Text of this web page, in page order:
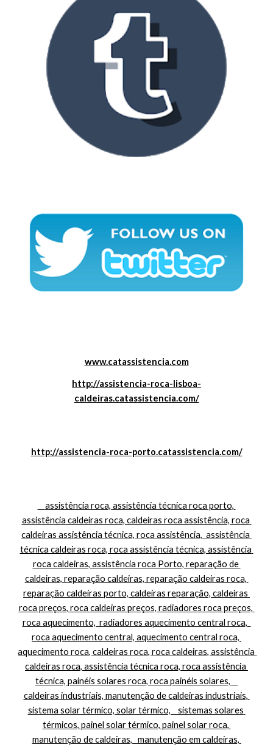
www.catassistencia.com
http://assistencia-roca-lisboa-
caldeiras.catassistencia.com/
http://assistencia-roca-porto.catassistencia.com/
assistência caldeiras roca, caldeiras roca assistência, roca
caldeiras assistência técnica, roca assistência,  assistência
técnica caldeiras roca, roca assistência técnica, assistência
roca caldeiras, assistência roca Porto, reparação de
caldeiras, reparação caldeiras, reparação caldeiras roca,
reparação caldeiras porto, caldeiras reparação, caldeiras
roca preços, roca caldeiras preços, radiadores roca preços,
roca aquecimento,  radiadores aquecimento central roca,
roca aquecimento central, aquecimento central roca,
aquecimento roca, caldeiras roca, roca caldeiras, assistência
caldeiras roca, assistência técnica roca, roca assistência
técnica, painéis solares roca, roca painéis solares,
caldeiras industriais, manutenção de caldeiras industriais,
sistema solar térmico, solar térmico,    sistemas solares
térmicos, painel solar térmico, painel solar roca,
manutenção de caldeiras,   manutenção em caldeiras,